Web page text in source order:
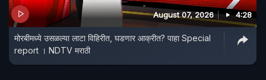
August 07, 2026 4:28
मोरबीमध्ये उसळल्या लाटा विहिरीत, घडणार आक्रीत? पाहा Special
report । NDTV मराठी